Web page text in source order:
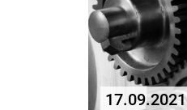
17.09.2021